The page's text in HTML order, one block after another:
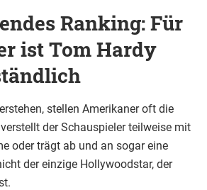
Ranking: Für
ist Tom Hardy
stellen Amerikaner oft die
der Schauspieler teilweise mit
oder trägt ab und an sogar eine
der einzige Hollywoodstar, der